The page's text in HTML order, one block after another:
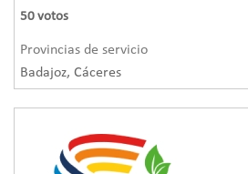
50 votos
Provincias de servicio
Badajoz, Cáceres